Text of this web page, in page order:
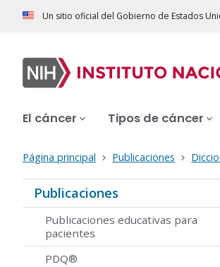
Un sitio oficial del Gobierno de Estados
El cáncer Tipos de cáncer
Página principal Publicaciones
Publicaciones
Publicaciones educativas para
pacientes
PDQ®